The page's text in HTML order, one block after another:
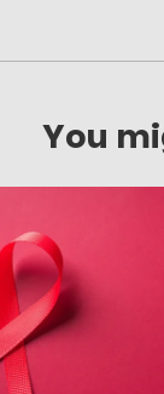
You